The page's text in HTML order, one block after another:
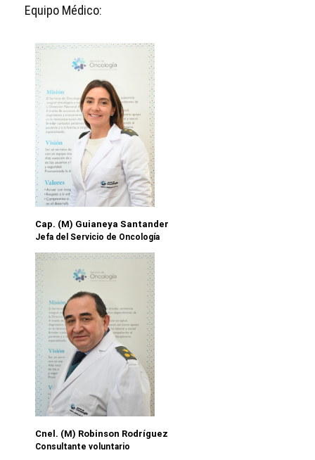
Equipo Médico:
Cap. (M) Guianeya Santander
Jefa del Servicio de Oncología
Cnel. (M) Robinson Rodríguez
Consultante voluntario